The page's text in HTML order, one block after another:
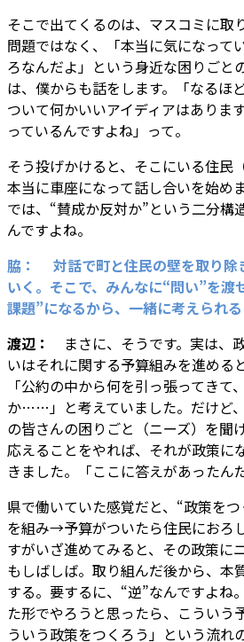
そこで出てくるのは、マスコミに取
問題ではなく、「本当に気になって
ろなんだよ」という身近な困りごと
は、僕からも話をします。「なるほ
ついて何かいいアイディアはありま
っているんですよね」って。
そう投げかけると、そこにいる住民
本当に車座になって話し合いを始め
では、“賛成か反対か”という二分構
んですよね。
脇： 対話で町と住民の壁を取り除
いく。そこで、みんなに“問い”を渡
課題”になるから、一緒に考えられる
渡辺：
まさに、そうです。実は、
いはそれに関する予算組みを進める
「公約の中から何を引っ張ってきて
か……」と考えていました。だけど
の皆さんの困りごと（ニーズ）を聞
応えることをやれば、それが政策に
きました。「ここに答えがあったん
県で働いていた感覚だと、“政策を
を組み→予算がついたら住民にお
すがいざ進めてみると、その政策に
もしばしば。取り組んだ後から、本
する。要するに、“逆”なんですよね
た形でやろうと思ったら、こういう
ういう政策をつくろう」という流れ